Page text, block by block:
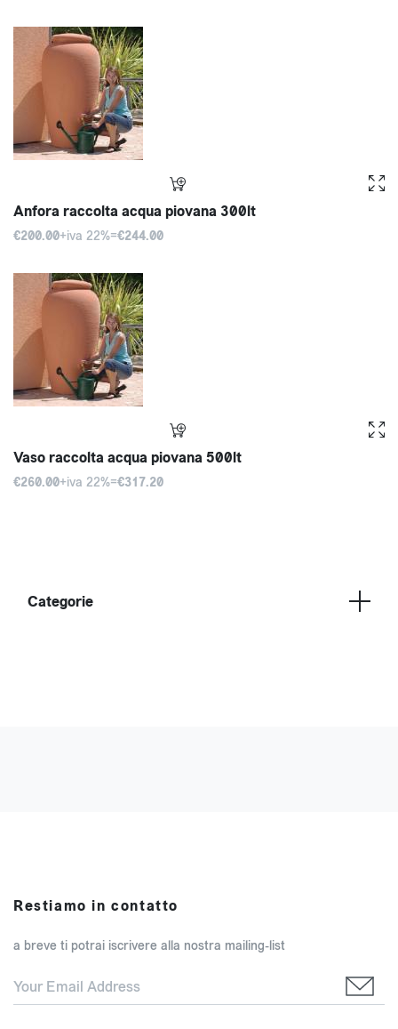
Anfora raccolta acqua piovana 300lt
€200.00+iva 22%=€244.00
Vaso raccolta acqua piovana 500lt
€260.00+iva 22%=€317.20
Categorie
Restiamo in contatto
a breve ti potrai iscrivere alla nostra mailing-list